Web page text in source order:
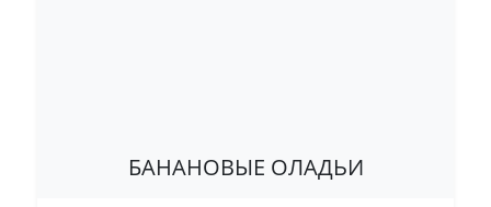
БАНАНОВЫЕ ОЛАДЬИ